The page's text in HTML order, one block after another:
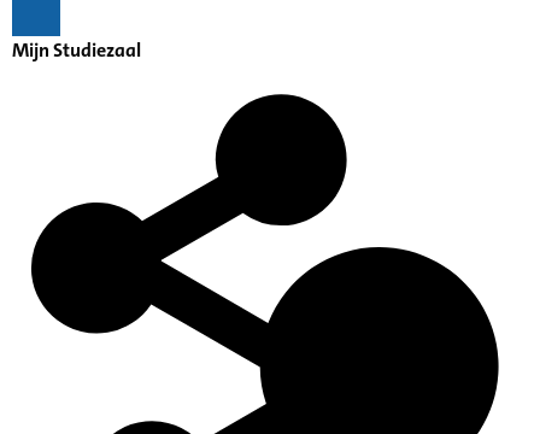
Mijn Studiezaal